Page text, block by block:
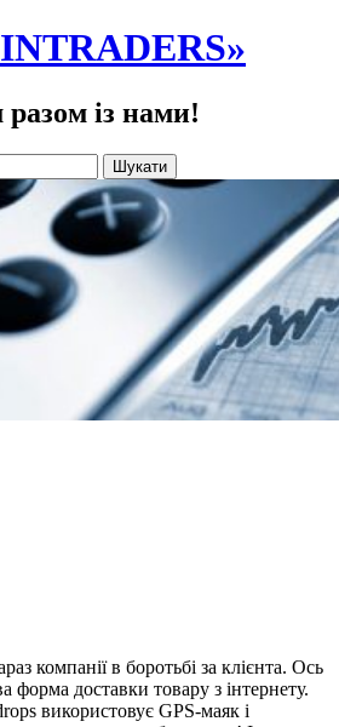
із нами!
компанії в боротьбі за клієнта. Ось
форма доставки товару з інтернету.
використовує GPS-маяк і